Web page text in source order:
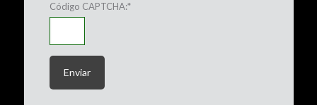
Código CAPTCHA:*